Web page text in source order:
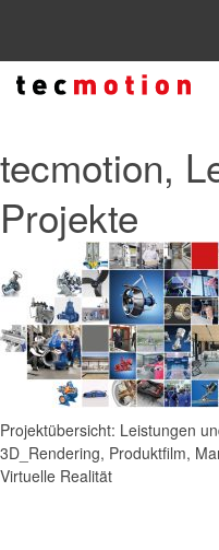
tecmotion,
Projekte
Projektübersicht: Leistungen
3D_Rendering, Produktfilm,
Virtuelle Realität